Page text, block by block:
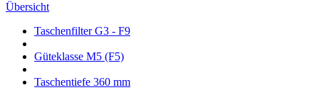
Übersicht
Taschenfilter G3 - F9
Güteklasse M5 (F5)
Taschentiefe 360 mm